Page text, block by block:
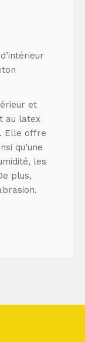
et
au latex
Elle offre
qu’une
les
plus,